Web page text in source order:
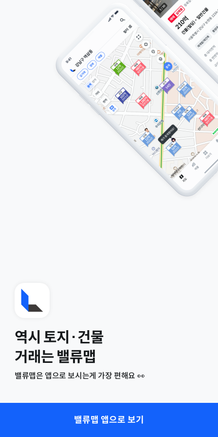
역시 토지·건물
거래는 밸류맵
밸류맵은 앱으로 보시는게 가장 편해요 👀
밸류맵 앱으로 보기